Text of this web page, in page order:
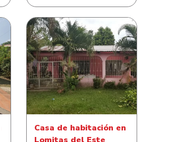
Casa de habitación en
Lomitas del Este
Casa de habitación en